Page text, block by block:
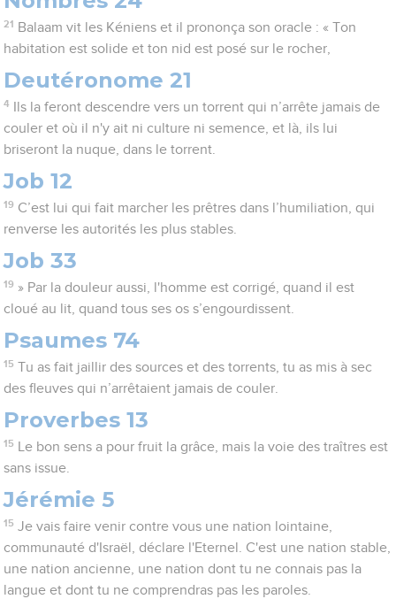
21 Balaam vit les Kéniens et il prononça son oracle : « Ton
habitation est solide et ton nid est posé sur le rocher,
Deutéronome 21
4
Ils la feront descendre vers un torrent qui n’arrête jamais de
couler et où il n'y ait ni culture ni semence, et là, ils lui
briseront la nuque, dans le torrent.
Job 12
19 C’est lui qui fait marcher les prêtres dans l’humiliation, qui
renverse les autorités les plus stables.
Job 33
19 » Par la douleur aussi, l'homme est corrigé, quand il est
cloué au lit, quand tous ses os s’engourdissent.
Psaumes 74
15 Tu as fait jaillir des sources et des torrents, tu as mis à sec
des fleuves qui n’arrêtaient jamais de couler.
Proverbes 13
15
Le bon sens a pour fruit la grâce, mais la voie des traîtres est
sans issue.
Jérémie 5
15 Je vais faire venir contre vous une nation lointaine,
communauté d'Israël, déclare l'Eternel. C'est une nation stable,
une nation ancienne, une nation dont tu ne connais pas la
langue et dont tu ne comprendras pas les paroles.